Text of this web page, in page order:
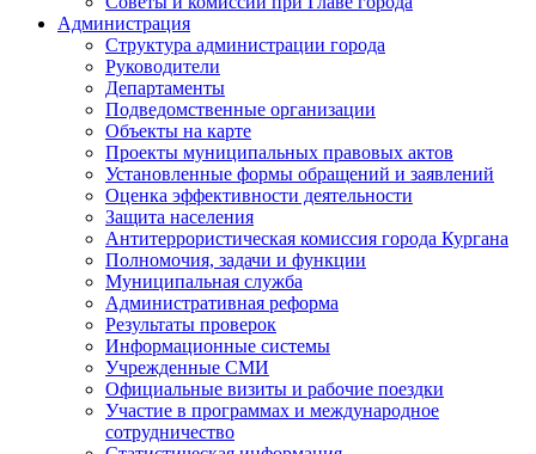
Администрация
Структура администрации города
Руководители
Департаменты
Подведомственные организации
Объекты на карте
Проекты муниципальных правовых актов
Установленные формы обращений и заявлений
Оценка эффективности деятельности
Защита населения
Антитеррористическая комиссия города Кургана
Полномочия, задачи и функции
Муниципальная служба
Административная реформа
Результаты проверок
Информационные системы
Учрежденные СМИ
Официальные визиты и рабочие поездки
Участие в программах и международное
сотрудничество